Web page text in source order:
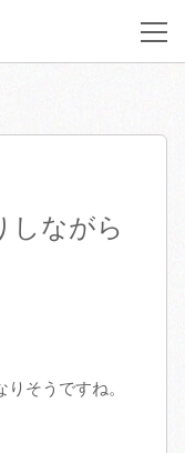
しながら
そうですね。